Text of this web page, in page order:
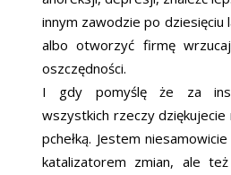
innym zawodzie po dziesięciu
albo otworzyć firmę
oszczędności.
I gdy pomyślę że za
wszystkich rzeczy dziękujecie
pchełką. Jestem
katalizatorem zmian, ale